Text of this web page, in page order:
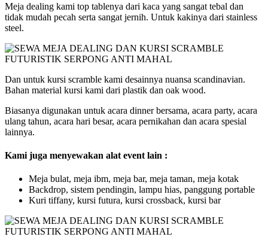
Meja dealing kami top tablenya dari kaca yang sangat tebal dan
tidak mudah pecah serta sangat jernih. Untuk kakinya dari stainless
steel.
Dan untuk kursi scramble kami desainnya nuansa scandinavian.
Bahan material kursi kami dari plastik dan oak wood.
Biasanya digunakan untuk acara dinner bersama, acara party, acara
ulang tahun, acara hari besar, acara pernikahan dan acara spesial
lainnya.
Kami juga menyewakan alat event lain :
Meja bulat, meja ibm, meja bar, meja taman, meja kotak
Backdrop, sistem pendingin, lampu hias, panggung portable
Kuri tiffany, kursi futura, kursi crossback, kursi bar